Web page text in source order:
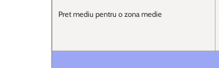
Pret mediu pentru o zona medie